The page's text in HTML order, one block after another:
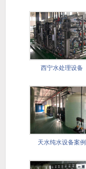
西宁水处理设备
天水纯水设备案例